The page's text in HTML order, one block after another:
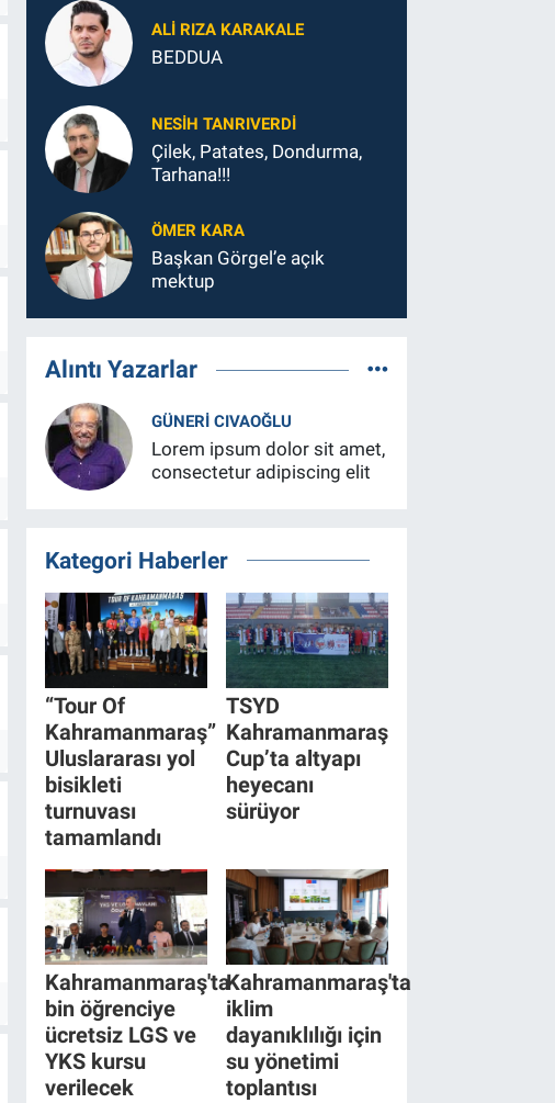
ALI RIZA KARAKALE
BEDDUA
NESIH TANRIVERDI
Çilek, Patates, Dondurma,
Tarhana!!!
ÖMER KARA
Başkan Görgel’e açık
mektup
Alıntı Yazarlar
GÜNERI CIVAOĞLU
Lorem ipsum dolor sit amet,
consectetur adipiscing elit
Kategori Haberler
“Tour Of
Kahramanmaraş”
Uluslararası yol
bisikleti
turnuvası
tamamlandı
TSYD
Kahramanmaraş
Cup’ta altyapı
heyecanı
sürüyor
Kahramanmaraş'ta
bin öğrenciye
ücretsiz LGS ve
YKS kursu
verilecek
Kahramanmaraş'ta
iklim
dayanıklılığı için
su yönetimi
toplantısı